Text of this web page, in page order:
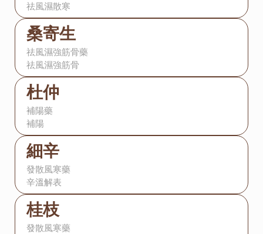
祛風濕散寒
桑寄生
祛風濕強筋骨藥
祛風濕強筋骨
杜仲
補陽藥
補陽
細辛
發散風寒藥
辛溫解表
桂枝
發散風寒藥